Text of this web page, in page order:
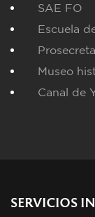
SAE FO
Escuela
Museo
Canal de
SERVICIOS